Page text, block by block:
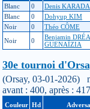
Blanc
0 Denis
Blanc
0 Dohyup KIM
Noir
0 Théo CÔME
Noir
0
Benjamin
GUÉNAÏZIA
30e tournoi
(Orsay, 03-01-2026)
avant : 400, après :
Couleur Hd